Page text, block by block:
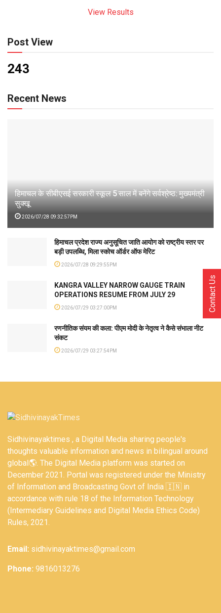
View Results
Post View
243
Recent News
हिमाचल के सीबीएसई सरकारी स्कूल 5 साल में बनेंगे सर्वश्रेष्ठ: मुख्यमंत्री
सुक्खू
2026/07/28 09:32:57PM
हिमाचल प्रदेश राज्य अनुसूचित जाति आयोग को राष्ट्रीय स्तर पर
बड़ी उपलब्धि, मिला स्कोच ऑर्डर ऑफ मेरिट
2026/07/28 09:29:55PM
KANGRA VALLEY NARROW GAUGE TRAIN
OPERATIONS RESUME FROM JULY 29
2026/07/29 03:27:00PM
रणनीतिक संयम की कला: पीएम मोदी के नेतृत्व ने कैसे संभाला नीट
संकट
2026/07/29 03:27:54PM
Sidhivinayaktimes , a Digital Media sharing people's
thoughts valuable information and news in bilingual around
global🌎. The Digital Media platform was started on
December 2021. Portal was registered under the Ministry
of Information and Broadcasting Govt of India 🇮🇳 in
accordance with rule 18 of the Information Technology
(Intermediary Guidelines and Digital Media Ethics Code)
Rules, 2021.
Email: sidhivinayaktimes@gmail.com
Phone: 9816013276
Contact Us